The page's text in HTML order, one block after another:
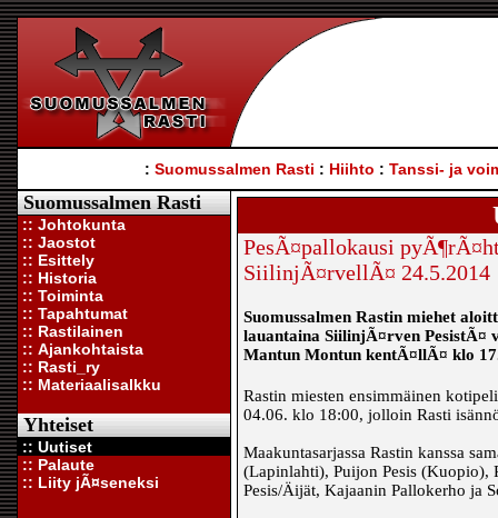
: Suomussalmen Rasti : Hiihto : Tanssi- ja
Suomussalmen Rasti
:: Johtokunta
:: Jaostot
:: Esittely
:: Historia
:: Toiminta
:: Tapahtumat
:: Rastilainen
:: Ajankohtaista
:: Rasti_ry
:: Materiaalisalkku
Yhteiset
:: Uutiset
:: Palaute
:: Liity jÃ¤seneksi
PesÃ¤pallokausi
SiilinjÃ¤rvellÃ¤ 24.5.2014
Suomussalmen Rastin miehet
lauantaina SiilinjÃ¤rven PesistÃ¤
Mantun Montun kentÃ¤llÃ¤ klo
Rastin miesten ensimmäinen
04.06. klo 18:00, jolloin Rasti
Maakuntasarjassa Rastin kanssa
(Lapinlahti), Puijon Pesis
Pesis/Äijät, Kajaanin Pallokerho ja